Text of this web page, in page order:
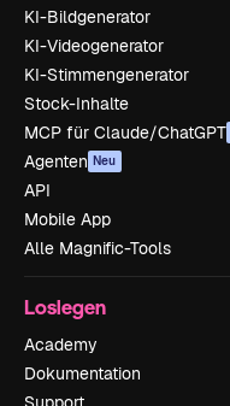
KI-Bildgenerator
KI-Videogenerator
KI-Stimmengenerator
Stock-Inhalte
MCP für Claude/ChatGPT
Agenten Neu
API
Mobile App
Alle Magnific-Tools
Loslegen
Academy
Dokumentation